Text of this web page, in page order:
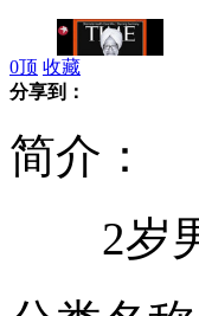
北京暴雨过后
0顶 收藏
分享到：
简介：
2岁男